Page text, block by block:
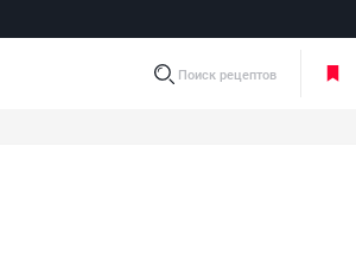
Поиск рецептов